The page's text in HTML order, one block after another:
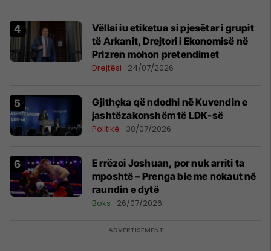
Vëllai iu etiketua si pjesëtar i grupit
të Arkanit, Drejtori i Ekonomisë në
Prizren mohon pretendimet
Drejtësi 24/07/2026
Gjithçka që ndodhi në Kuvendin e
jashtëzakonshëm të LDK-së
Politikë 30/07/2026
E rrëzoi Joshuan, por nuk arriti ta
mposhtë – Prenga bie me nokaut në
raundin e dytë
Boks 26/07/2026